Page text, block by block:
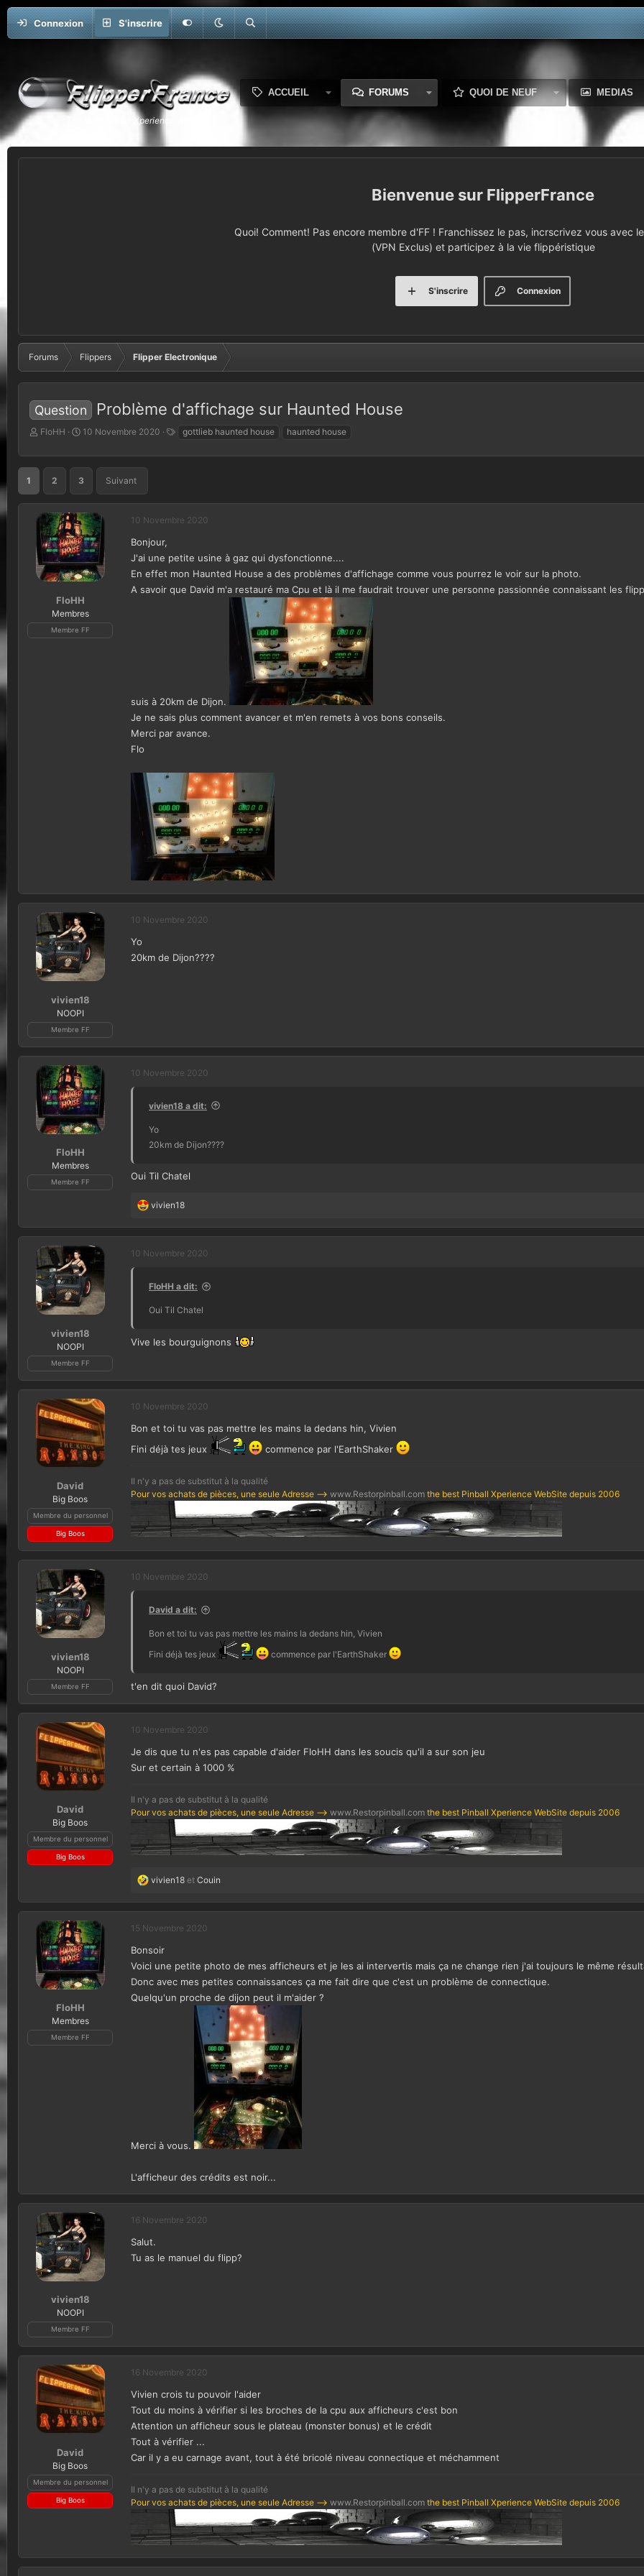
Connexion S'inscrire
ACCUEIL FORUMS QUOI DE NEUF MEDIAS
FlipperFrance
Quoi! Comment! Pas encore membre d'FF ! Franchissez le pas, incrscrivez vous avec
(VPN Exclus) et participez à la vie flippéristique
Connexion
S'inscrire
Forums Flippers Flipper Electronique
Question Problème d'affichage sur Haunted House
A
t
e
l
a
d
i
s
s
FloHH
D
t
e
d
e
é
b
u
t
10 Novembre 2020
g
gottlieb haunted house haunted house
1 2 3 Suivant
FloHH
Membres
Membre FF
10 Novembre 2020
Bonjour,
J'ai une petite usine à gaz qui dysfonctionne....
En effet mon Haunted House a des problèmes d'affichage comme vous pourrez le voir sur la photo.
A savoir que David m'a restauré ma Cpu et là il me faudrait trouver une personne passionnée connaissant les
suis à 20km de Dijon.
Je ne sais plus comment avancer et m'en remets à vos bons conseils.
Merci par avance.
Flo
vivien18
NOOPI
Membre FF
10 Novembre 2020
Yo
20km de Dijon????
FloHH
Membres
Membre FF
10 Novembre 2020
vivien18 a dit:
Yo
20km de Dijon????
Oui Til Chatel
L
s
r
n
vivien18
vivien18
NOOPI
Membre FF
10 Novembre 2020
FloHH a dit:
Oui Til Chatel
Vive les bourguignons
David
Big Boos
Membre du personnel
Big Boos
10 Novembre 2020
Bon et toi tu vas pas mettre les mains la dedans hin, Vivien
Fini déjà tes jeux
commence par l'EarthShaker
Il n'y a pas de substitut à la qualité
Pour vos achats de pièces, une seule Adresse --> www.Restorpinball.com the best Pinball Xperience WebSite depuis 2006
vivien18
NOOPI
Membre FF
10 Novembre 2020
David a dit:
Bon et toi tu vas pas mettre les mains la dedans hin, Vivien
Fini déjà tes jeux
commence par l'EarthShaker
t'en dit quoi David?
David
Big Boos
Membre du personnel
Big Boos
10 Novembre 2020
Je dis que tu n'es pas capable d'aider FloHH dans les soucis qu'il a sur son jeu
Sur et certain à 1000 %
Il n'y a pas de substitut à la qualité
Pour vos achats de pièces, une seule Adresse --> www.Restorpinball.com the best Pinball Xperience WebSite depuis 2006
L
s
a
c
i
o
vivien18 et Couin
FloHH
Membres
Membre FF
15 Novembre 2020
Bonsoir
Voici une petite photo de mes afficheurs et je les ai intervertis mais ça ne change rien j'ai toujours le même
Donc avec mes petites connaissances ça me fait dire que c'est un problème de connectique.
Quelqu'un proche de dijon peut il m'aider ?
Merci à vous.
L'afficheur des crédits est noir...
vivien18
NOOPI
Membre FF
16 Novembre 2020
Salut.
Tu as le manuel du flipp?
David
Big Boos
Membre du personnel
Big Boos
16 Novembre 2020
Vivien crois tu pouvoir l'aider
Tout du moins à vérifier si les broches de la cpu aux afficheurs c'est bon
Attention un afficheur sous le plateau (monster bonus) et le crédit
Tout à vérifier ...
Car il y a eu carnage avant, tout à été bricolé niveau connectique et méchamment
Il n'y a pas de substitut à la qualité
Pour vos achats de pièces, une seule Adresse --> www.Restorpinball.com the best Pinball Xperience WebSite depuis 2006